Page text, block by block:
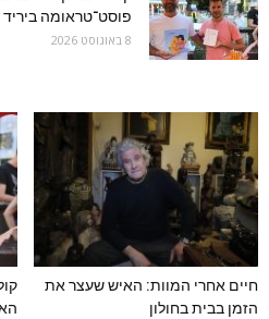
פוסט־טראומה
8 באוגוסט 2026
חיים אחרי המוות: האיש שעצר את
הזמן בבית בחולון